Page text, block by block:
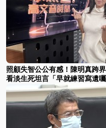
照顧失智公公有感！陳明真跨
看淡生死坦言「早就練習寫遺囑